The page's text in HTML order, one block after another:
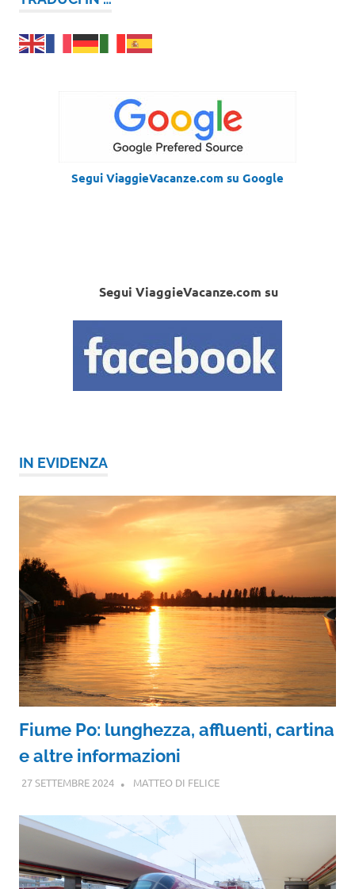
Segui ViaggieVacanze.com su Google
Segui ViaggieVacanze.com su
IN EVIDENZA
Fiume Po: lunghezza, affluenti, cartina
e altre informazioni
27 SETTEMBRE 2024 MATTEO DI FELICE